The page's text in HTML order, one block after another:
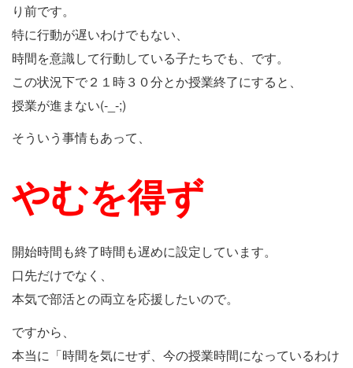
り前です。
特に行動が遅いわけでもない、
時間を意識して行動している子たちでも、です。
この状況下で２１時３０分とか授業終了にすると、
授業が進まない(-_-;)
そういう事情もあって、
やむを得ず
開始時間も終了時間も遅めに設定しています。
口先だけでなく、
本気で部活との両立を応援したいので。
ですから、
本当に「時間を気にせず、今の授業時間になっているわけ